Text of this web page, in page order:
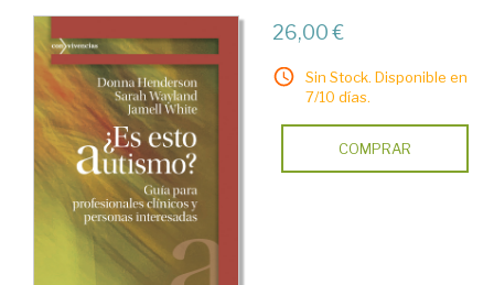
26,00 €
Sin Stock. Disponible en
7/10 días.
COMPRAR